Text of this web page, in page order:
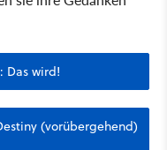
Das wird!
(vorübergehend)